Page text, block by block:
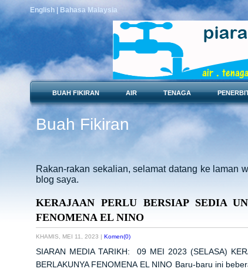
English| Bahasa Malaysia
BUAH FIKIRAN AIR TENAGA
Buah Fikiran
Rakan-rakan sekalian, selamat datang ke laman
blog saya.
KERAJAAN PERLU BERSIAP SEDIA
FENOMENA EL NINO
KHAMIS, MEI 11, 2023 | Komen(0)
SIARAN MEDIA TARIKH: 09 MEI 2023 (SELASA)
BERLAKUNYA FENOMENA EL NINO Baru-baru ini